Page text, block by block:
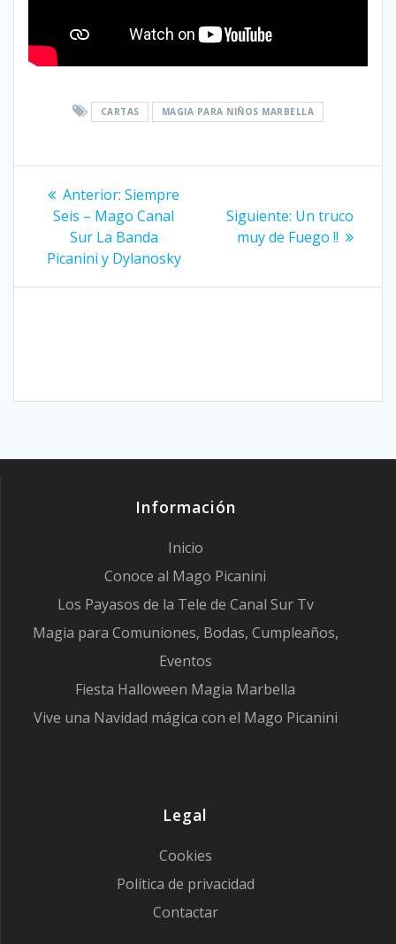
CARTAS MAGIA PARA NIÑOS MARBELLA
Navegación
de
entradas
Anterior: Entrada
anterior:
Siempre
Seis – Mago Canal
Sur La Banda
Picanini y Dylanosky
Siguiente: Siguiente
entrada:
Un truco
muy de Fuego !!
Información
Inicio
Conoce al Mago Picanini
Los Payasos de la Tele de Canal Sur Tv
Magia para Comuniones, Bodas, Cumpleaños,
Eventos
Fiesta Halloween Magia Marbella
Vive una Navidad mágica con el Mago Picanini
Legal
Cookies
Política de privacidad
Contactar